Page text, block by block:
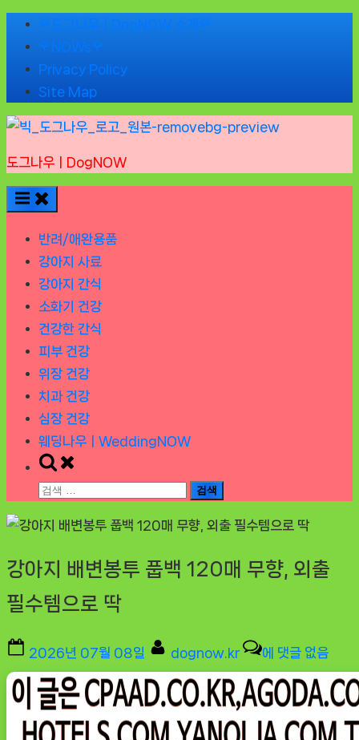
Skip
content
🌹도그나우ㅣDogNOW 소개🌹
🌹NOWs🌹
Privacy Policy
Site Map
도그나우ㅣDogNOW
반려/애완용품
강아지 사료
강아지 간식
소화기 건강
건강한 간식
피부 건강
위장 건강
치과 건강
심장 건강
웨딩나우ㅣWeddingNOW
Toggle
search
검
강아지 배변봉투 풉백 120매 무향, 외출
필수템으로 딱
Posted
on
2026년 07월 08일 By
dognow.kr
강
아
지
에 댓글 없음